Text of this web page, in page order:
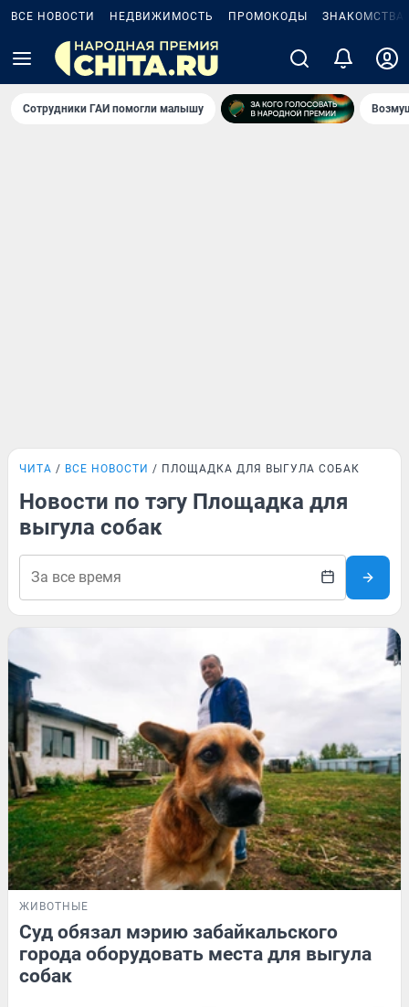
ВСЕ НОВОСТИ НЕДВИЖИМОСТЬ ПРОМОКОДЫ ЗНАКОМСТВА
Сотрудники ГАИ помогли малышу
ЧИТА ВСЕ НОВОСТИ ПЛОЩАДКА ДЛЯ ВЫГУЛА СОБАК
Новости по тэгу Площадка для
выгула собак
ЖИВОТНЫЕ
Суд обязал мэрию забайкальского
города оборудовать места для выгула
собак